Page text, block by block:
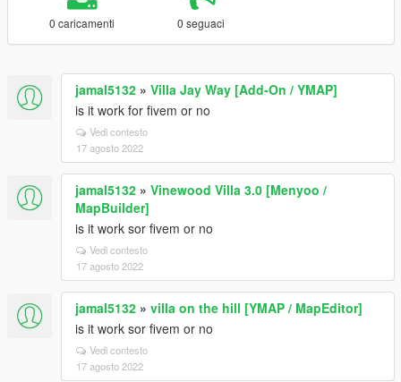
0 caricamenti 0 seguaci
jamal5132 » Villa Jay Way [Add-On / YMAP]
is it work for fivem or no
Vedi contesto
17 agosto 2022
jamal5132 » Vinewood Villa 3.0 [Menyoo /
MapBuilder]
is it work sor fivem or no
Vedi contesto
17 agosto 2022
jamal5132 » villa on the hill [YMAP / MapEditor]
is it work sor fivem or no
Vedi contesto
17 agosto 2022